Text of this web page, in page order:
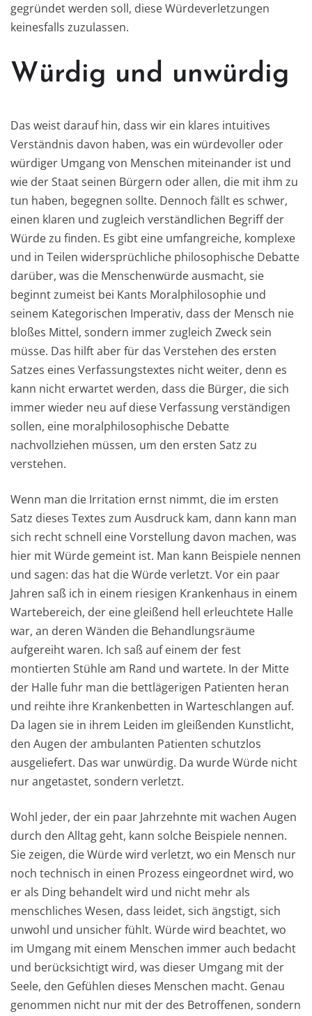
gegründet werden soll, diese Würdeverletzungen
keinesfalls zuzulassen.
Würdig und unwürdig
Das weist darauf hin, dass wir ein klares intuitives
Verständnis davon haben, was ein würdevoller oder
würdiger Umgang von Menschen miteinander ist und
wie der Staat seinen Bürgern oder allen, die mit ihm zu
tun haben, begegnen sollte. Dennoch fällt es schwer,
einen klaren und zugleich verständlichen Begriff der
Würde zu finden. Es gibt eine umfangreiche, komplexe
und in Teilen widersprüchliche philosophische Debatte
darüber, was die Menschenwürde ausmacht, sie
beginnt zumeist bei Kants Moralphilosophie und
seinem Kategorischen Imperativ, dass der Mensch nie
bloßes Mittel, sondern immer zugleich Zweck sein
müsse. Das hilft aber für das Verstehen des ersten
Satzes eines Verfassungstextes nicht weiter, denn es
kann nicht erwartet werden, dass die Bürger, die sich
immer wieder neu auf diese Verfassung verständigen
sollen, eine moralphilosophische Debatte
nachvollziehen müssen, um den ersten Satz zu
verstehen.
Wenn man die Irritation ernst nimmt, die im ersten
Satz dieses Textes zum Ausdruck kam, dann kann man
sich recht schnell eine Vorstellung davon machen, was
hier mit Würde gemeint ist. Man kann Beispiele nennen
und sagen: das hat die Würde verletzt. Vor ein paar
Jahren saß ich in einem riesigen Krankenhaus in einem
Wartebereich, der eine gleißend hell erleuchtete Halle
war, an deren Wänden die Behandlungsräume
aufgereiht waren. Ich saß auf einem der fest
montierten Stühle am Rand und wartete. In der Mitte
der Halle fuhr man die bettlägerigen Patienten heran
und reihte ihre Krankenbetten in Warteschlangen auf.
Da lagen sie in ihrem Leiden im gleißenden Kunstlicht,
den Augen der ambulanten Patienten schutzlos
ausgeliefert. Das war unwürdig. Da wurde Würde nicht
nur angetastet, sondern verletzt.
Wohl jeder, der ein paar Jahrzehnte mit wachen Augen
durch den Alltag geht, kann solche Beispiele nennen.
Sie zeigen, die Würde wird verletzt, wo ein Mensch nur
noch technisch in einen Prozess eingeordnet wird, wo
er als Ding behandelt wird und nicht mehr als
menschliches Wesen, dass leidet, sich ängstigt, sich
unwohl und unsicher fühlt. Würde wird beachtet, wo
im Umgang mit einem Menschen immer auch bedacht
und berücksichtigt wird, was dieser Umgang mit der
Seele, den Gefühlen dieses Menschen macht. Genau
genommen nicht nur mit der des Betroffenen, sondern